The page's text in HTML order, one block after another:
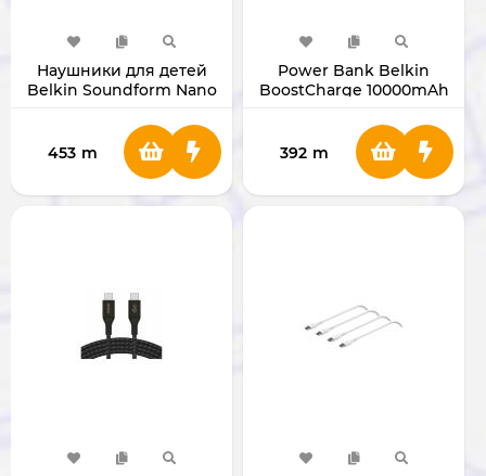
Наушники для детей
Belkin Soundform Nano
453 m
Power Bank Belkin
BoostCharge 10000mAh
392 m